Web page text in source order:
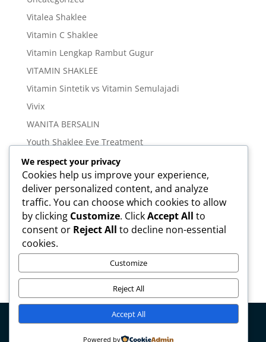
Vitalea Shaklee
Vitamin C Shaklee
Vitamin Lengkap Rambut Gugur
VITAMIN SHAKLEE
Vitamin Sintetik vs Vitamin Semulajadi
Vivix
WANITA BERSALIN
Youth Shaklee Eye Treatment
YOUTH SKIN CARE SERIES
Meta
Log in
Entries feed
Comments feed
Copyright © mirahamzah.com Design by
We respect your privacy
Cookies help us improve your experience,
deliver personalized content, and analyze
traffic. You can choose which cookies to allow
by clicking Customize. ClickAccept All to
consent or Reject All to decline non-essential
cookies.
Customize
Reject All
Accept All
Powered by